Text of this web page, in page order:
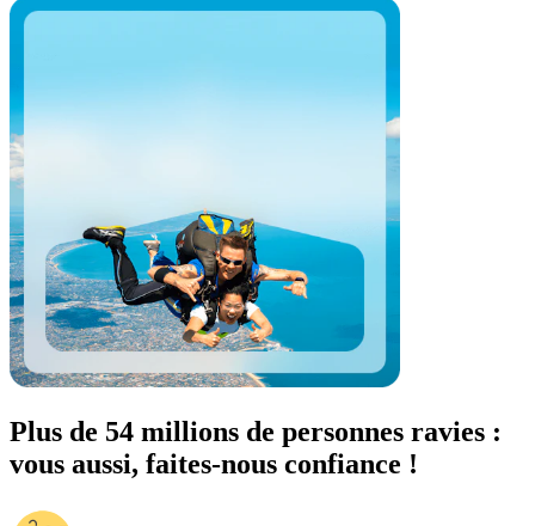
Plus de 54 millions de personnes ravies :
vous aussi, faites-nous confiance !